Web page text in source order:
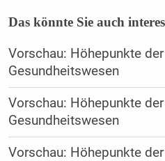
Das könnte Sie auch
Vorschau: Höhepunkte
Gesundheitswesen
Vorschau: Höhepunkte
Gesundheitswesen
Vorschau: Höhepunkte